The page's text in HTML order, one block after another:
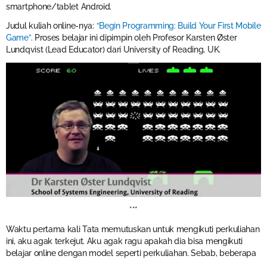
smartphone/tablet Android.
Judul kuliah online-nya: “Begin Programming: Build Your First Mobile
Game”. Proses belajar ini dipimpin oleh Profesor Karsten Øster
Lundqvist (Lead Educator) dari University of Reading, UK.
***
Waktu pertama kali Tata memutuskan untuk mengikuti perkuliahan
ini, aku agak terkejut. Aku agak ragu apakah dia bisa mengikuti
belajar online dengan model seperti perkuliahan. Sebab, beberapa